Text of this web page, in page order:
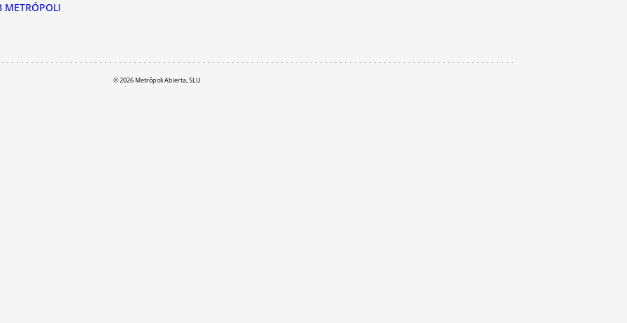
METRÓPOLI
© 2026 Metrópoli Abierta, SLU